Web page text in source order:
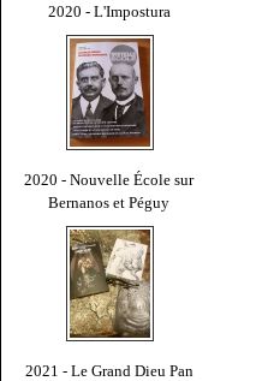
2020 - L'Impostura
2020 - Nouvelle École sur
Bernanos et Péguy
2021 - Le Grand Dieu Pan